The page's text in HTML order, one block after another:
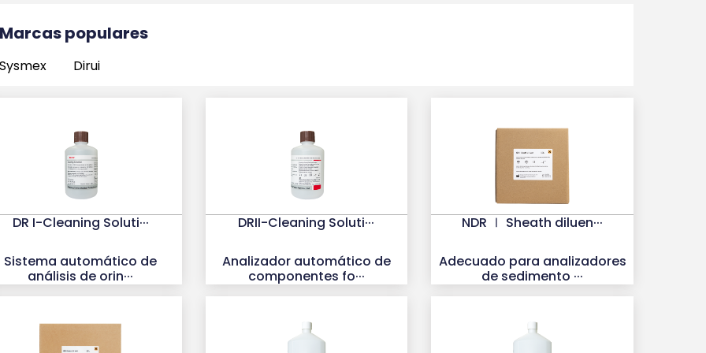
Marcas populares
Sysmex Dirui
DR I-Cleaning Soluti···
Sistema automático de
análisis de orin···
DRII-Cleaning Soluti···
Analizador automático de
componentes fo···
NDR Ⅰ Sheath diluen···
Adecuado para analizadores
de sedimento ···